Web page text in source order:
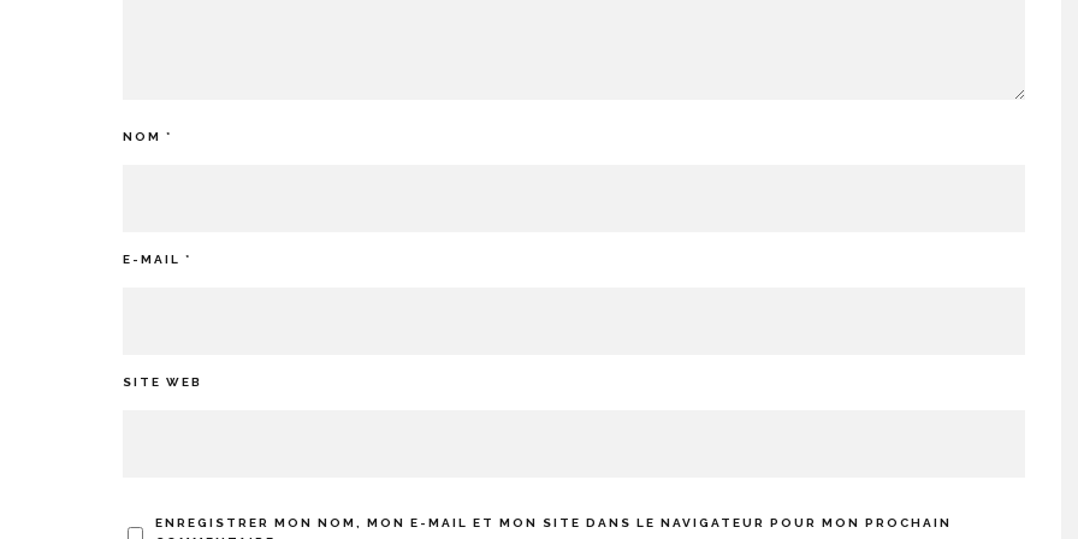
NOM *
E-MAIL *
SITE WEB
ENREGISTRER MON NOM, MON E-MAIL ET MON SITE DANS LE NAVIGATEUR POUR MON PROCHAIN